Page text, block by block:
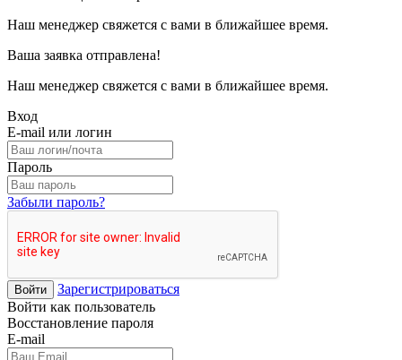
Наш менеджер свяжется с вами в ближайшее время.
Ваша заявка отправлена!
Наш менеджер свяжется с вами в ближайшее время.
Вход
E-mail или логин
Пароль
Забыли пароль?
Войти
Зарегистрироваться
Войти как пользователь
Восстановление пароля
E-mail